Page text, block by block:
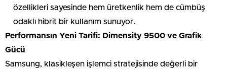
özellikleri sayesinde hem üretkenlik hem de cümbüş
odaklı hibrit bir kullanım sunuyor.
Performansın Yeni Tarifi: Dimensity 9500 ve Grafik
Gücü
Samsung, klasikleşen işlemci stratejisinde değerli bir